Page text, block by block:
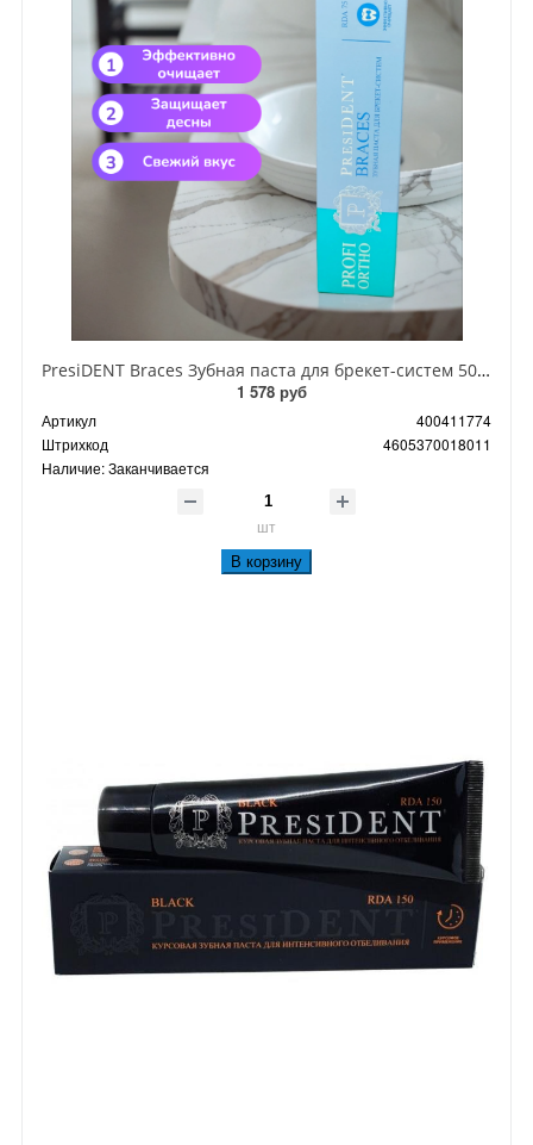
PresiDENT Braces Зубная паста для брекет-систем 50 мл
1 578 руб
Артикул
400411774
Штрихкод
4605370018011
Наличие:Заканчивается
шт
В корзину